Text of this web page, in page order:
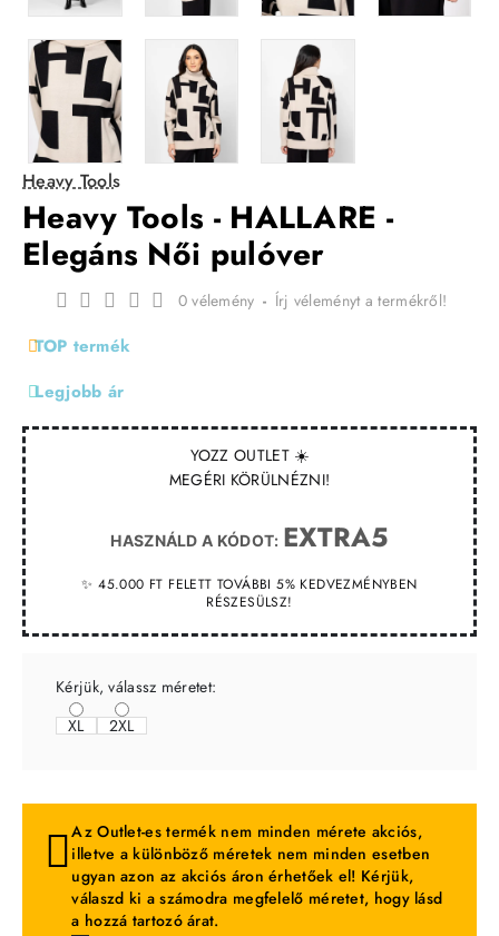
Heavy Tools
Heavy Tools - HALLARE -
Elegáns Női pulóver
YOZZ OUTLET ☀️
MEGÉRI KÖRÜLNÉZNI!
HASZNÁLD A KÓDOT: EXTRA5
✨ 45.000 FT FELETT TOVÁBBI 5% KEDVEZMÉNYBEN
RÉSZESÜLSZ!
TOP termék
Legjobb ár
0 vélemény - Írj véleményt a termékről!
Kérjük, válassz méretet:
XL
2XL
Az Outlet-es termék nem minden mérete akciós,
illetve a különböző méretek nem minden esetben
ugyan azon az akciós áron érhetőek el! Kérjük,
válaszd ki a számodra megfelelő méretet, hogy lásd
a hozzá tartozó árat.